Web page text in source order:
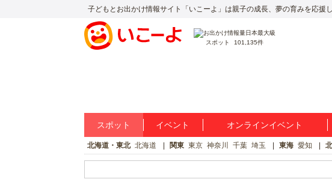
子どもとお出かけ情報サイト「いこーよ」は親子の成長、夢の育みを応援
スポット 101,135件
スポット イベント オンラインイベント
北海道・東北 北海道 関東 東京 神奈川 千葉 埼玉 東海 愛知